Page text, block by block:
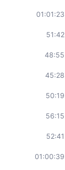
01:01:23
51:42
48:55
45:28
50:19
56:15
52:41
01:00:39